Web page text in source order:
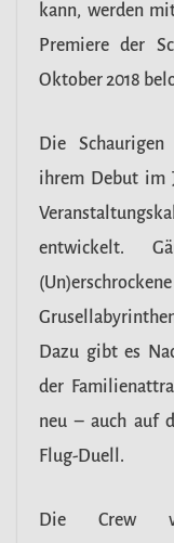
kann, werden
Premiere der
Oktober 2018
Die
ihrem Debut im
entwickelt.
Dazu gibt es
der
neu – auch auf
Flug-Duell.
Die Crew